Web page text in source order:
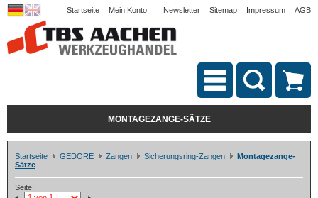
Startseite Mein Konto Newsletter Sitemap Impressum AGB
MONTAGEZANGE-SÄTZE
Startseite GEDORE Zangen Sicherungsring-Zangen
Montagezange-
Sätze
Seite: